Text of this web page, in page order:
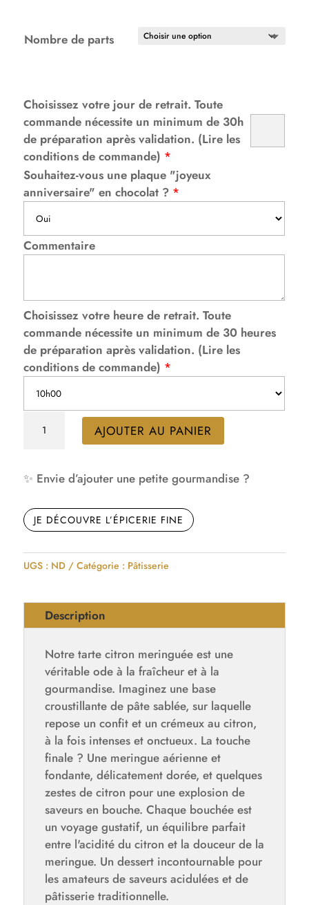
Nombre de parts
Choisissez votre jour de retrait. Toute
commande nécessite un minimum de 30h
de préparation après validation. (Lire les
conditions de commande) *
Souhaitez-vous une plaque "joyeux
anniversaire" en chocolat ? *
Commentaire
Choisissez votre heure de retrait. Toute
commande nécessite un minimum de 30 heures
de préparation après validation. (Lire les
conditions de commande) *
tarte
citron
meringuée
AJOUTER AU PANIER
✨ Envie d’ajouter une petite gourmandise ?
JE DÉCOUVRE L’ÉPICERIE FINE
UGS : ND Catégorie : Pâtisserie
Description
Notre tarte citron meringuée est une
véritable ode à la fraîcheur et à la
gourmandise. Imaginez une base
croustillante de pâte sablée, sur laquelle
repose un confit et un crémeux au citron,
à la fois intenses et onctueux. La touche
finale ? Une meringue aérienne et
fondante, délicatement dorée, et quelques
zestes de citron pour une explosion de
saveurs en bouche. Chaque bouchée est
un voyage gustatif, un équilibre parfait
entre l'acidité du citron et la douceur de la
meringue. Un dessert incontournable pour
les amateurs de saveurs acidulées et de
pâtisserie traditionnelle.